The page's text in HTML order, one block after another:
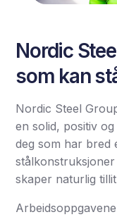
Nordic
som kan
Nordic Steel
en solid, positiv
deg som har bred
skaper naturlig